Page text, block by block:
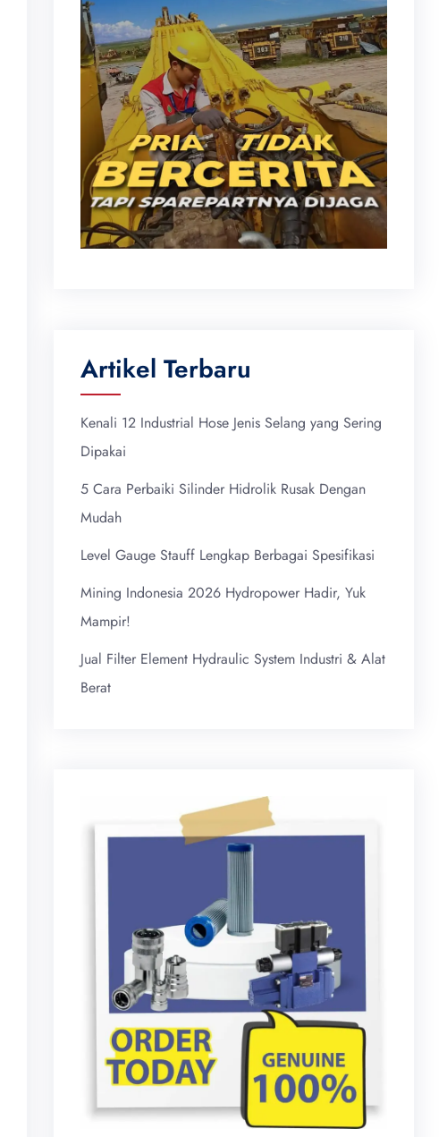
Artikel Terbaru
Kenali 12 Industrial Hose Jenis Selang yang Sering
Dipakai
5 Cara Perbaiki Silinder Hidrolik Rusak Dengan
Mudah
Level Gauge Stauff Lengkap Berbagai Spesifikasi
Mining Indonesia 2026 Hydropower Hadir, Yuk
Mampir!
Jual Filter Element Hydraulic System Industri & Alat
Berat